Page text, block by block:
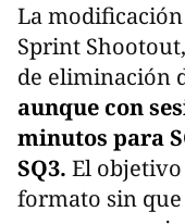
La
Sprint
de eliminación
aunque con
minutos para
SQ3. El
formato sin